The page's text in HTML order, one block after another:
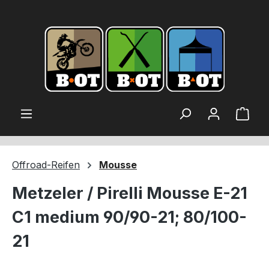
Offroad-Reifen Mousse
Metzeler / Pirelli Mousse E-21
C1 medium 90/90-21; 80/100-
21